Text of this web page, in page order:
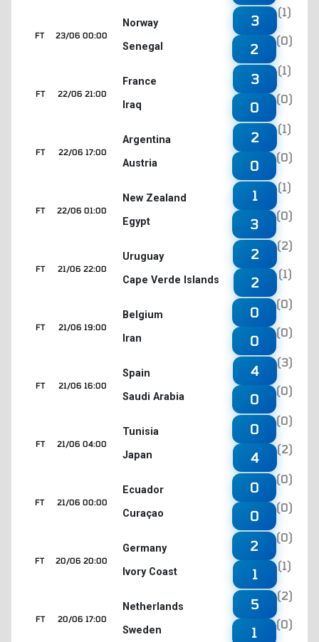
23/06 00:00
FT
Norway
Senegal
3
(1)
2
(0)
22/06 21:00
FT
France
Iraq
3
(1)
0
(0)
22/06 17:00
FT
Argentina
Austria
2
(1)
0
(0)
22/06 01:00
FT
New Zealand
Egypt
1
(1)
3
(0)
21/06 22:00
FT
Uruguay
Cape Verde Islands
2
(2)
2
(1)
21/06 19:00
FT
Belgium
Iran
0
(0)
0
(0)
21/06 16:00
FT
Spain
Saudi Arabia
4
(3)
0
(0)
21/06 04:00
FT
Tunisia
Japan
0
(0)
4
(2)
21/06 00:00
FT
Ecuador
Curaçao
0
(0)
0
(0)
20/06 20:00
FT
Germany
Ivory Coast
2
(0)
1
(1)
20/06 17:00
FT
Netherlands
Sweden
5
(2)
1
(0)